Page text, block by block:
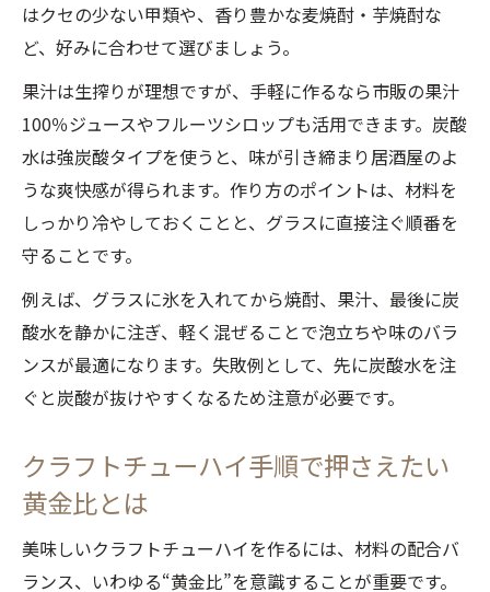
はクセの少ない甲類や、香り豊かな麦焼酎・芋焼酎な
ど、好みに合わせて選びましょう。
果汁は生搾りが理想ですが、手軽に作るなら市販の果汁
100％ジュースやフルーツシロップも活用できます。炭酸
水は強炭酸タイプを使うと、味が引き締まり居酒屋のよ
うな爽快感が得られます。作り方のポイントは、材料を
しっかり冷やしておくことと、グラスに直接注ぐ順番を
守ることです。
例えば、グラスに氷を入れてから焼酎、果汁、最後に炭
酸水を静かに注ぎ、軽く混ぜることで泡立ちや味のバラ
ンスが最適になります。失敗例として、先に炭酸水を注
ぐと炭酸が抜けやすくなるため注意が必要です。
クラフトチューハイ手順で押さえたい
黄金比とは
美味しいクラフトチューハイを作るには、材料の配合バ
ランス、いわゆる“黄金比”を意識することが重要です。